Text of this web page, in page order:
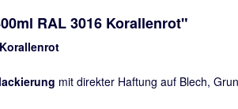
RAL 3016 Korallenrot"
mit direkter Haftung auf Blech,